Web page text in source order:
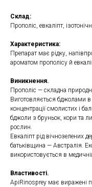
Склад:
Прополіс, евкаліпт,
Характеристика:
Препарат має рідку,
ароматом прополісу й
Виникнення.
Прополіс — складна
Виготовляється бджолами в
концентрації смолистих і
бджоли з бруньок, кори та
рослин.
Евкаліпт рід вічнозелених
батьківщина — Австралія.
використовується в
Властивості.
ApiRinosprey має виражені